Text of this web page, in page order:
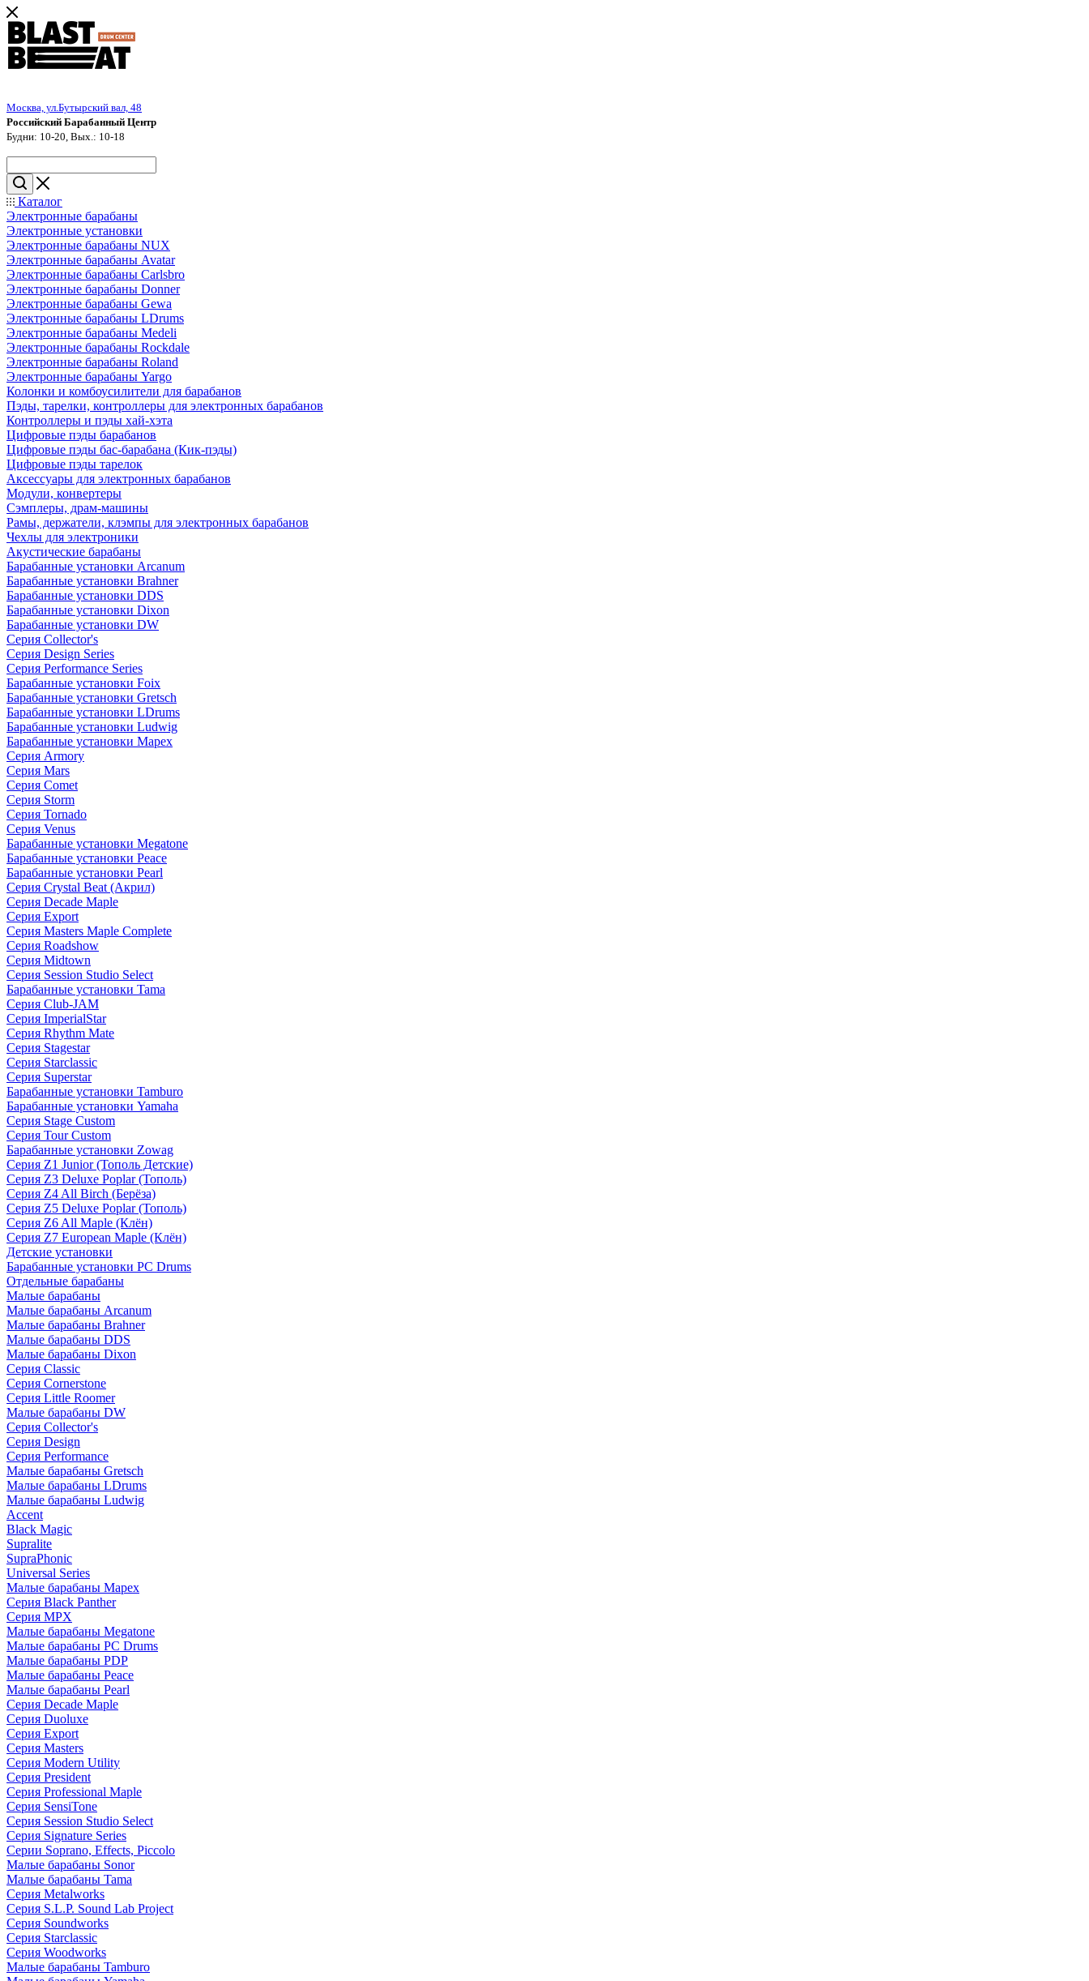
Москва, ул.Бутырский вал, 48
Российский Барабанный Центр
Будни: 10-20, Вых.: 10-18
Каталог
Электронные барабаны
Электронные установки
Электронные барабаны NUX
Электронные барабаны Avatar
Электронные барабаны Carlsbro
Электронные барабаны Donner
Электронные барабаны Gewa
Электронные барабаны LDrums
Электронные барабаны Medeli
Электронные барабаны Rockdale
Электронные барабаны Roland
Электронные барабаны Yargo
Колонки и комбоусилители для барабанов
Пэды, тарелки, контроллеры для электронных барабанов
Контроллеры и пэды хай-хэта
Цифровые пэды барабанов
Цифровые пэды бас-барабана (Кик-пэды)
Цифровые пэды тарелок
Аксессуары для электронных барабанов
Модули, конвертеры
Сэмплеры, драм-машины
Рамы, держатели, клэмпы для электронных барабанов
Чехлы для электроники
Акустические барабаны
Барабанные установки Arcanum
Барабанные установки Brahner
Барабанные установки DDS
Барабанные установки Dixon
Барабанные установки DW
Серия Collector's
Серия Design Series
Серия Performance Series
Барабанные установки Foix
Барабанные установки Gretsch
Барабанные установки LDrums
Барабанные установки Ludwig
Барабанные установки Mapex
Серия Armory
Серия Mars
Серия Comet
Серия Storm
Серия Tornado
Серия Venus
Барабанные установки Megatone
Барабанные установки Peace
Барабанные установки Pearl
Серия Crystal Beat (Акрил)
Серия Decade Maple
Серия Export
Серия Masters Maple Complete
Серия Roadshow
Серия Midtown
Серия Session Studio Select
Барабанные установки Tama
Серия Club-JAM
Серия ImperialStar
Серия Rhythm Mate
Серия Stagestar
Серия Starclassic
Серия Superstar
Барабанные установки Tamburo
Барабанные установки Yamaha
Серия Stage Custom
Серия Tour Custom
Барабанные установки Zowag
Серия Z1 Junior (Тополь Детские)
Серия Z3 Deluxe Poplar (Тополь)
Серия Z4 All Birch (Берёза)
Серия Z5 Deluxe Poplar (Тополь)
Серия Z6 All Maple (Клён)
Серия Z7 European Maple (Клён)
Детские установки
Барабанные установки PC Drums
Отдельные барабаны
Малые барабаны
Малые барабаны Arcanum
Малые барабаны Brahner
Малые барабаны DDS
Малые барабаны Dixon
Серия Classic
Серия Cornerstone
Серия Little Roomer
Малые барабаны DW
Серия Collector's
Серия Design
Серия Performance
Малые барабаны Gretsch
Малые барабаны LDrums
Малые барабаны Ludwig
Accent
Black Magic
Supralite
SupraPhonic
Universal Series
Малые барабаны Mapex
Серия Black Panther
Серия MPX
Малые барабаны Megatone
Малые барабаны PC Drums
Малые барабаны PDP
Малые барабаны Peace
Малые барабаны Pearl
Серия Decade Maple
Серия Duoluxe
Серия Export
Серия Masters
Серия Modern Utility
Серия President
Серия Professional Maple
Серия SensiTone
Серия Session Studio Select
Серия Signature Series
Серии Soprano, Effects, Piccolo
Малые барабаны Sonor
Малые барабаны Tama
Серия Metalworks
Серия S.L.P. Sound Lab Project
Серия Soundworks
Серия Starclassic
Серия Woodworks
Малые барабаны Tamburo